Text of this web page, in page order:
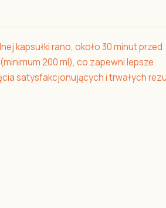
kapsułki rano, około 30 minut przed
200 ml), co zapewni lepsze
satysfakcjonujących i trwałych